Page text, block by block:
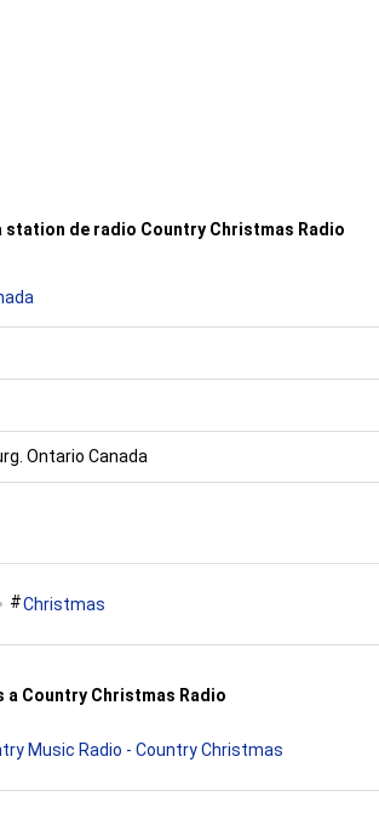
station de radio Country Christmas Radio
Ontario Canada
Christmas
Country Christmas Radio
Music Radio - Country Christmas